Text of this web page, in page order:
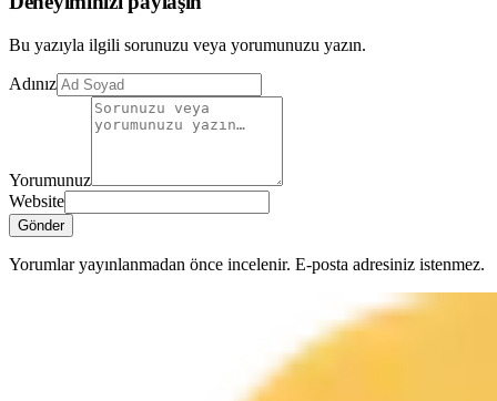
Bu yazıyla ilgili sorunuzu veya yorumunuzu yazın.
Adınız
Yorumunuz
Website
Gönder
Yorumlar yayınlanmadan önce incelenir. E-posta adresiniz istenmez.